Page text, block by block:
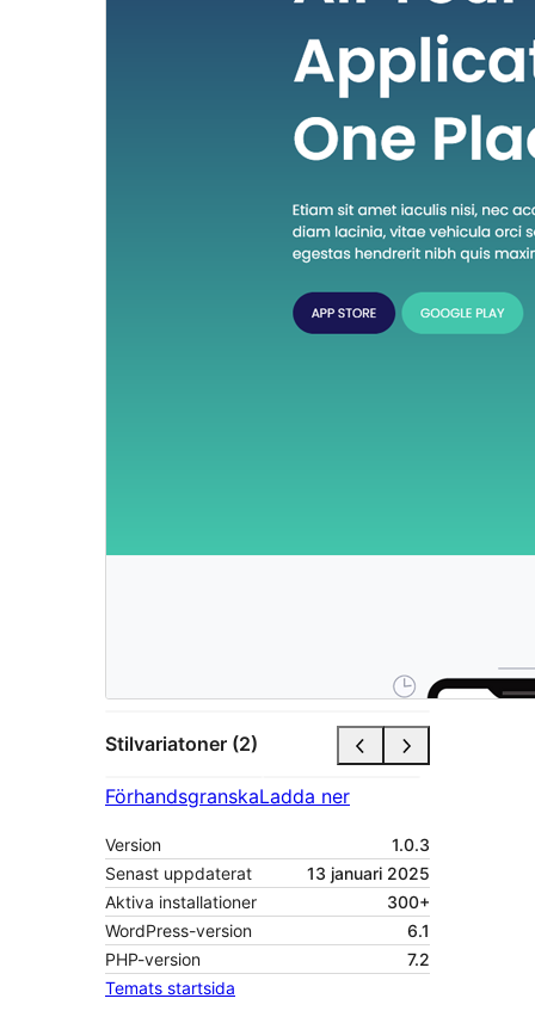
Stilvariatoner (2)
FörhandsgranskaLadda ner
Version
1.0.3
Senast uppdaterat
13 januari 2025
Aktiva installationer
300+
WordPress-version
6.1
PHP-version
7.2
Temats startsida